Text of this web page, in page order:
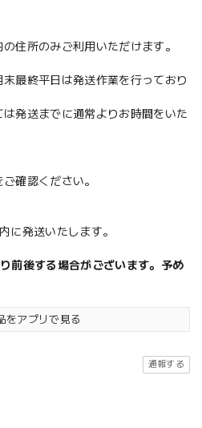
住所のみご利用いただけます。
最終平日は発送作業を行っており
発送までに通常よりお時間をいた
確認ください。
に発送いたします。
前後する場合がございます。予め
をアプリで見る
通報する